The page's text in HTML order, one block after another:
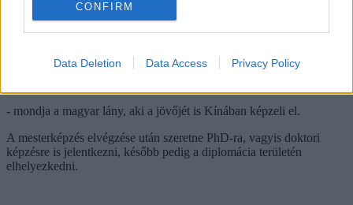
CONFIRM
Data Deletion Data Access Privacy Policy
Mindemellett pedig a japánról sem feledkezett el. Továbbra is
tradicionális japán íjászatot, vagyis a Kyudo-t is.
- mondja a magyar lány, aki a jövőjét is Kínában képzeli el.
A mesterképzés elvégzése után szeretne PhD-ra, vagyis doktori
képzésre is jelentkezni, később pedig a diplomácia területén
elhelyezkedni.